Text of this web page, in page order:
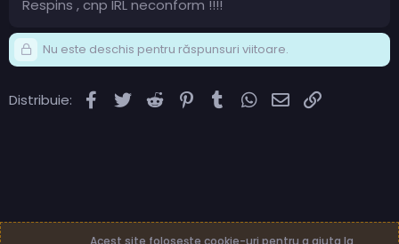
Respins , cnp IRL neconform !!!!
Nu este deschis pentru răspunsuri viitoare.
Distribuie: Facebook
TwitterReddit PinterestTumblrWhatsApp
Email
Acest site folosește cookie-uri pentru a ajuta la